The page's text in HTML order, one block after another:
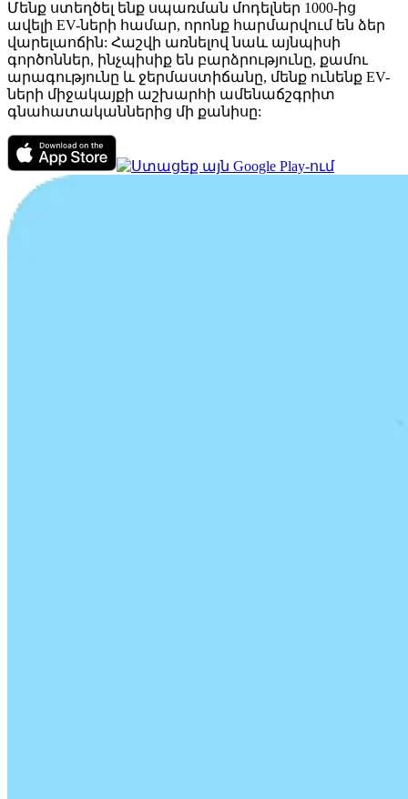
Մենք ստեղծել ենք սպառման մոդելներ 1000-ից
ավելի EV-ների համար, որոնք հարմարվում են ձեր
վարելաոճին: Հաշվի առնելով նաև այնպիսի
գործոններ, ինչպիսիք են բարձրությունը, քամու
արագությունը և ջերմաստիճանը, մենք ունենք EV-
ների միջակայքի աշխարհի ամենաճշգրիտ
գնահատականներից մի քանիսը: